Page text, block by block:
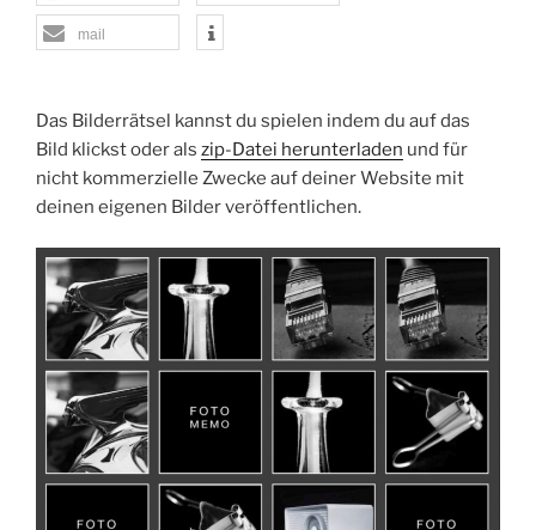
mail
Das Bilderrätsel kannst du spielen indem du auf das
Bild klickst oder als zip-Datei herunterladen und für
nicht kommerzielle Zwecke auf deiner Website mit
deinen eigenen Bilder veröffentlichen.